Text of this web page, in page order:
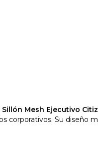
Mesh Ejecutivo Citiz
corporativos. Su diseño